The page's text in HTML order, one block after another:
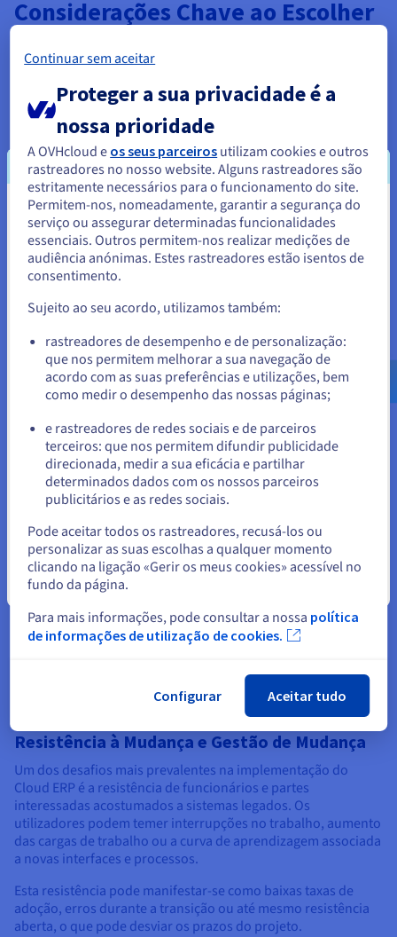
Considerações Chave ao Escolher
Selecionar um Cloud ERP requer uma avaliação cuidadosa.
Primeiro, avalie a escalabilidade do sistema para garantir que
ele possa crescer com o seu negócio. As capacidades de
integração são cruciais para conectar com ferramentas
existentes.
A segurança e a conformidade devem alinhar-se com os
padrões da indústria para garantir a proteção dos dados. As
estruturas de custos, incluindo taxas ocultas, precisam de
escrutínio. A fiabilidade do fornecedor, a qualidade do
suporte e a formação dos utilizadores também são
fundamentais. Finalmente, considere as opções de
personalização para se adequar a fluxos de trabalho únicos.
Uma diligência devida minuciosa garante uma implementação
bem-sucedida.
Desafios na Implementação do
Cloud ERP
Implementar um sistema Cloud ERP, embora ofereça
benefícios significativos, não está isento de obstáculos. As
organizações frequentemente encontram uma variedade de
obstáculos que podem complicar a transição de sistemas
tradicionais para plataformas baseadas na nuvem.
Esses desafios abrangem domínios técnicos, organizacionais
e financeiros, exigindo um planejamento cuidadoso e uma
mitigação estratégica para garantir um lançamento suave e
uma estratégia de migração de ERP. Abordá-los
proativamente pode prevenir atrasos dispendiosos,
em última análise, a uma adoção mais bem-sucedida –
incluindo uma contabilização completa da segurança do ERP.
Resistência à Mudança e Gestão de Mudança
Um dos desafios mais prevalentes na implementação do
Cloud ERP é a resistência de funcionários e partes
interessadas acostumados a sistemas legados. Os
utilizadores podem temer interrupções no trabalho, aumento
das cargas de trabalho ou a curva de aprendizagem associada
a novas interfaces e processos.
Esta resistência pode manifestar-se como baixas taxas de
adoção, erros durante a transição ou até mesmo resistência
aberta, o que pode desviar os prazos do projeto.
Parece que está localizado em
Estados Unidos.
Para encomendar a partir de Estados Unidos, terá de consultar e
Aceder ao website do Estados Unidos
us.ovhcloud.com/
Inglês USD - $
ou
Ficar no website atual
Selecionar outro website
Continuar sem aceitar
Proteger a sua privacidade é a
nossa prioridade
A OVHcloud e os seus parceiros utilizam cookies e outros
rastreadores no nosso website. Alguns rastreadores são
estritamente necessários para o funcionamento do site.
Permitem-nos, nomeadamente, garantir a segurança do
serviço ou assegurar determinadas funcionalidades
essenciais. Outros permitem-nos realizar medições de
audiência anónimas. Estes rastreadores estão isentos de
consentimento.
Sujeito ao seu acordo, utilizamos também:
rastreadores de desempenho e de personalização:
que nos permitem melhorar a sua navegação de
acordo com as suas preferências e utilizações, bem
como medir o desempenho das nossas páginas;
e rastreadores de redes sociais e de parceiros
terceiros: que nos permitem difundir publicidade
direcionada, medir a sua eficácia e partilhar
determinados dados com os nossos parceiros
publicitários e as redes sociais.
Pode aceitar todos os rastreadores, recusá-los ou
personalizar as suas escolhas a qualquer momento
clicando na ligação «Gerir os meus cookies» acessível no
fundo da página.
Para mais informações, pode consultar a nossa política
de informações de utilização de cookies.
Configurar Aceitar tudo